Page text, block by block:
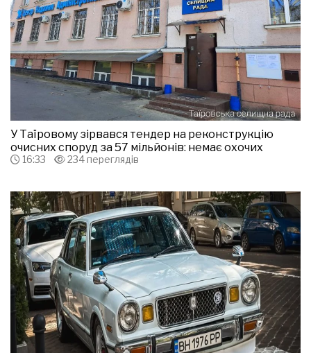
У Таїровому зірвався тендер на реконструкцію
очисних споруд за 57 мільйонів: немає охочих
16:33 234 переглядів